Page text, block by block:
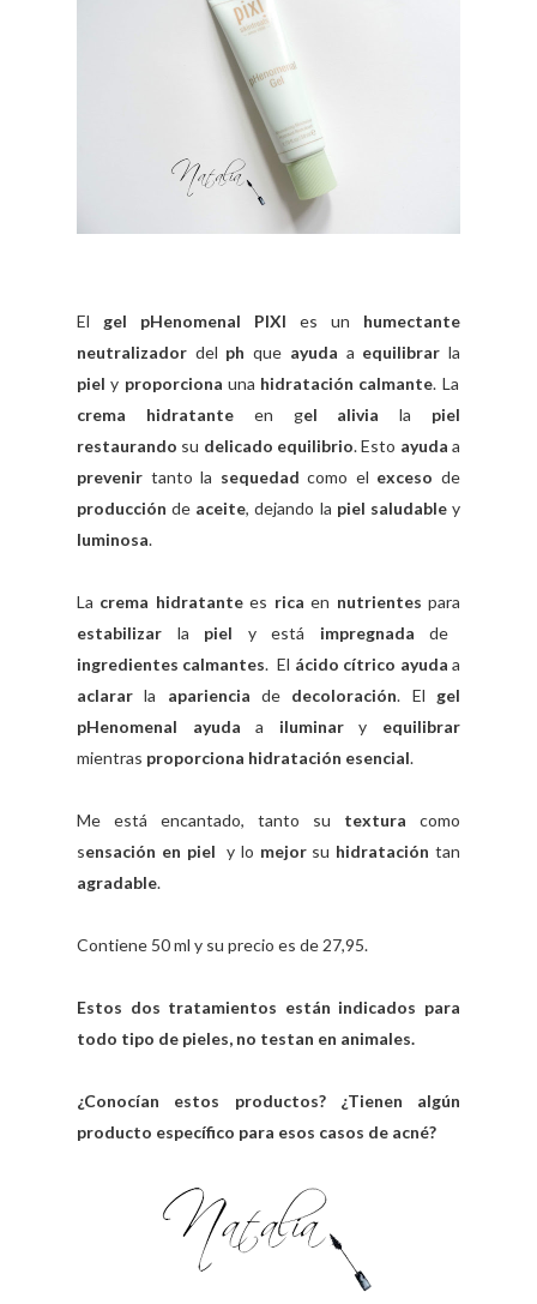
El gel pHenomenal PIXI es un humectante
neutralizador del phque ayuda a equilibrarla
piel y proporciona una hidratación calmante. La
crema hidratanteen gel alivia la piel
restaurando su delicado equilibrio. Esto ayuda a
prevenir tanto la sequedad como el exceso de
producción de aceite, dejando la piel saludabley
luminosa.
La crema hidratantees rica en nutrientes para
estabilizar la piel y está impregnada de
ingredientes calmantes. El ácido cítrico ayuda a
aclarar la aparienciade decoloración. El gel
pHenomenal ayuda a iluminary equilibrar
mientras proporciona hidratación esencial.
Me está encantado, tanto su textura como
sensación en piel y lo mejorsu hidratación tan
agradable.
Contiene 50 ml y su precio es de 27,95.
Estos dos tratamientos están indicados para
todo tipo de pieles, no testan en animales.
¿Conocían estos productos? ¿Tienen algún
producto específico para esos casos de acné?